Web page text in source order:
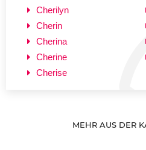
Cherilyn
Cherin
Cherina
Cherine
Cherise
MEHR AUS DER